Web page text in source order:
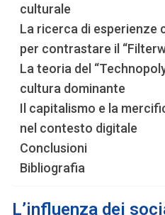
culturale
La ricerca di esperienze
per contrastare il
La teoria del
cultura dominante
Il capitalismo e la
nel contesto digitale
Conclusioni
Bibliografia
L’influenza dei